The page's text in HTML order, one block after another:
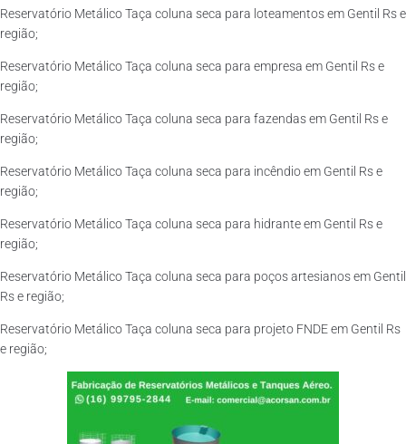
Reservatório Metálico Taça coluna seca para loteamentos em Gentil Rs e
região;
Reservatório Metálico Taça coluna seca para empresa em Gentil Rs e
região;
Reservatório Metálico Taça coluna seca para fazendas em Gentil Rs e
região;
Reservatório Metálico Taça coluna seca para incêndio em Gentil Rs e
região;
Reservatório Metálico Taça coluna seca para hidrante em Gentil Rs e
região;
Reservatório Metálico Taça coluna seca para poços artesianos em Gentil
Rs e região;
Reservatório Metálico Taça coluna seca para projeto FNDE em Gentil Rs
e região;